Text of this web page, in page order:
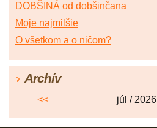
DOBŠINÁ od dobšinčana
Moje najmilšie
O všetkom a o ničom?
Archív
<< júl / 2026